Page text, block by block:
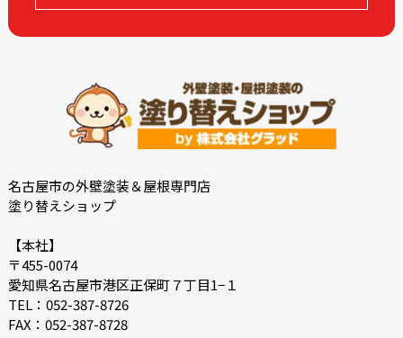
2023-02
2023-01
2022-12
2022-10
2022-07
2022-06
2022-05
2022-04
2022-03
2022-02
2021-12
2021-10
2021-06
2021-04
2021-02
名古屋市の外壁塗装＆屋根専門店
塗り替えショップ
【本社】
〒455-0074
愛知県名古屋市港区正保町７丁目1−１
TEL：052-387-8726
FAX：052-387-8728